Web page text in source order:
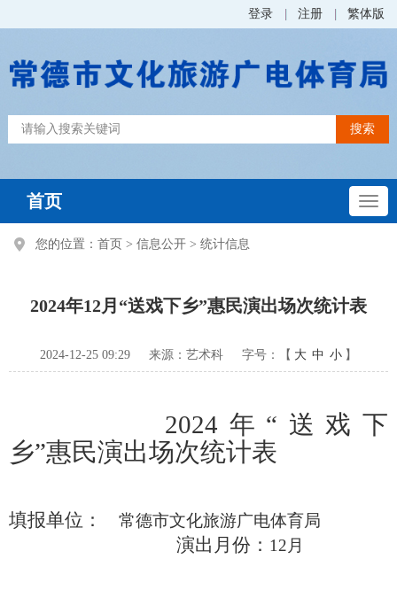
登录 注册 繁体版
首页
您的位置： 首页 > 信息公开 > 统计信息
2024年12月“送戏下乡”惠民演出场次统计表
2024-12-25 09:29 来源：艺术科 字号：【 大 中 小 】
2024 年 “送戏下
乡”惠民演出场次统计表
填报单位： 常德市文化旅游广电体育局
演出月份： 12月